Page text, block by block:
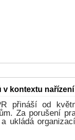
kontextu nařízení
přináší od
Za porušení
ukládá